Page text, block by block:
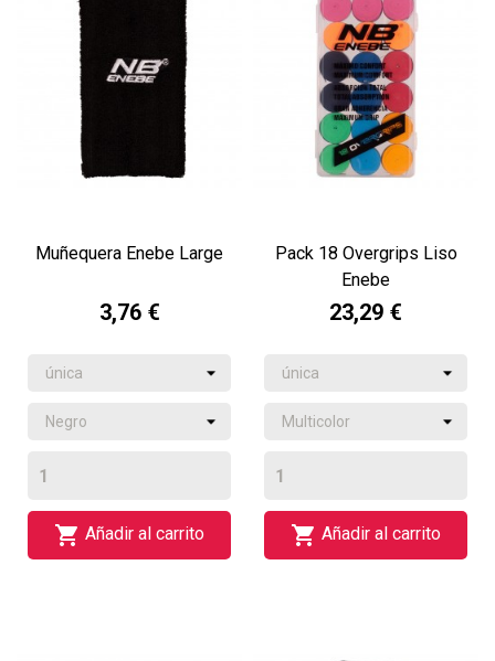
Muñequera Enebe Large
3,76 €
 Añadir al carrito
Pack 18 Overgrips Liso
Enebe
23,29 €
 Añadir al carrito